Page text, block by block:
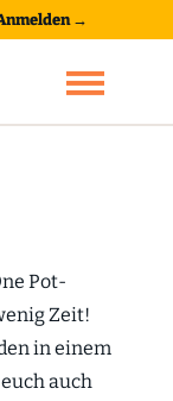
→
Pot-
Zeit!
in einem
auch